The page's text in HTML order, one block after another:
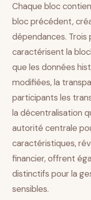
Chaque bloc
bloc précédent,
dépendances.
caractérisent la
que les données
modifiées, la
participants les
la décentralisation
autorité centrale
caractéristiques,
financier, offrent
distinctifs pour la
sensibles.